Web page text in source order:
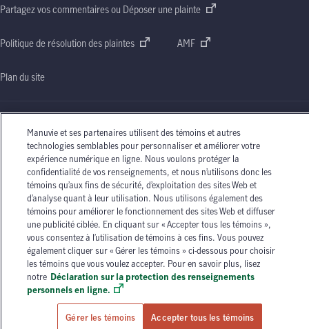
Partagez vos commentaires ou Déposer une plainte
Politique de résolution des plaintes AMF
Plan du site
Le nom Manuvie, la lettre« M »stylisée et le nom Manuvie accompagné de la lettre
stylisée sont des marques de commerce de La Compagnie d’Assurance-Vie Manufacturers
qu’elle et ses sociétés affiliées utilisent sous licence. © La Compagnie d’Assurance-Vie
Manufacturers, 2026. Tous droits réservés. Manuvie,P.O. Box 670, STN Waterloo,
Waterloo (Ontario)N2J 4B8.
Les circonstances individuelles peuvent varier. Vous pouvez communiquer avec l’un des
conseillers en assurance autorisés de Manuvie ou avec votre agent d’assurance autorisé si
vous avez besoin de conseils sur vos besoins en matière d’assurance.
Manuvie et ses partenaires utilisent des témoins et autres
technologies semblables pour personnaliser et améliorer votre
expérience numérique en ligne. Nous voulons protéger la
confidentialité de vos renseignements, et nous n’utilisons donc les
témoins qu’aux fins de sécurité, d’exploitation des sites Web et
d’analyse quant à leur utilisation. Nous utilisons également des
témoins pour améliorer le fonctionnement des sites Web et diffuser
une publicité ciblée. En cliquant sur « Accepter tous les témoins »,
vous consentez à l’utilisation de témoins à ces fins. Vous pouvez
également cliquer sur « Gérer les témoins » ci-dessous pour choisir
les témoins que vous voulez accepter. Pour en savoir plus, lisez
notre Déclaration sur la protection des renseignements
personnels en ligne.
Gérer les témoins Accepter tous les témoins